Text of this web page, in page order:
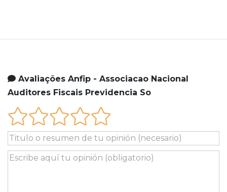
Avaliações Anfip - Associacao Nacional
Auditores Fiscais Previdencia So